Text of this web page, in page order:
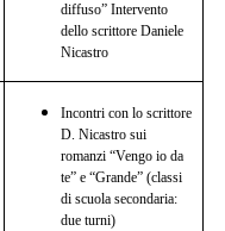
diffuso” Intervento
dello scrittore Daniele
Nicastro
Incontri con lo scrittore
D. Nicastro sui
romanzi “Vengo io da
te” e “Grande” (classi
di scuola secondaria:
due turni)